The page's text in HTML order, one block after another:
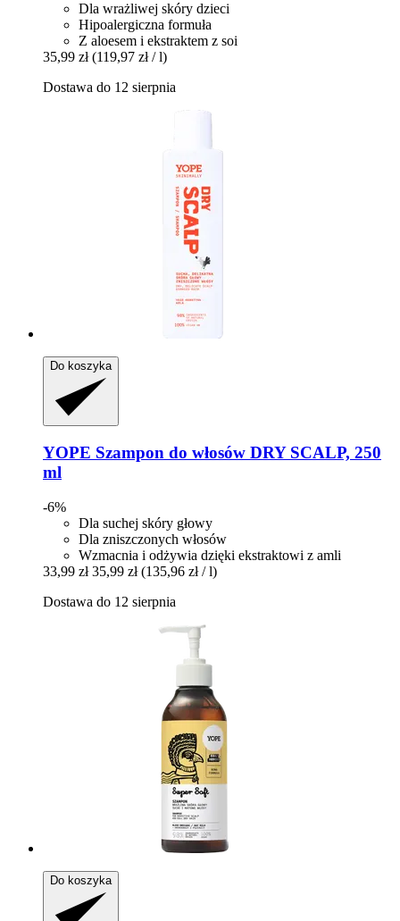
Dla wrażliwej skóry dzieci
Hipoalergiczna formuła
Z aloesem i ekstraktem z soi
35,99 zł (119,97 zł / l)
Dostawa do 12 sierpnia
Do koszyka
YOPE Szampon do włosów DRY SCALP, 250
ml
-6%
Dla suchej skóry głowy
Dla zniszczonych włosów
Wzmacnia i odżywia dzięki ekstraktowi z amli
33,99 zł 35,99 zł (135,96 zł / l)
Dostawa do 12 sierpnia
Do koszyka